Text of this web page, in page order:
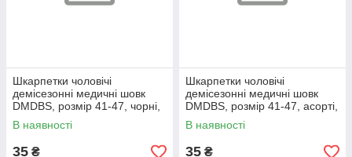
Шкарпетки чоловічі
демісезонні медичні шовк
DMDBS, розмір 41-47, чорні,
810
В наявності
35 ₴
Шкарпетки чоловічі
демісезонні медичні шовк
DMDBS, розмір 41-47, асорті,
811
В наявності
35 ₴